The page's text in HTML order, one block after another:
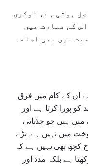
ہوتی ہے، نوکری
کی مہارت میں
میں بھی اضافہ
ان کے کام میں فرق
پورا کرتا ہے اور
ہیں جو جذباتی
میں نہیں ہے. بڑے
بھی نہیں ہے کہ
ہے بلکہ مدد اور